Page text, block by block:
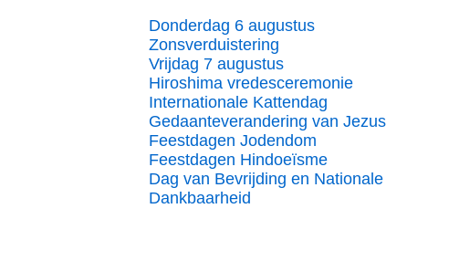
Donderdag 6 augustus
Zonsverduistering
Vrijdag 7 augustus
Hiroshima vredesceremonie
Internationale Kattendag
Gedaanteverandering van Jezus
Feestdagen Jodendom
Feestdagen Hindoeïsme
Dag van Bevrijding en Nationale
Dankbaarheid